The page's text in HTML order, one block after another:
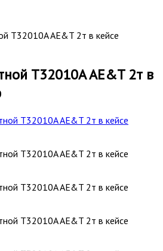
T32010A AE&T 2т в кейсе
T32010A AE&T 2т в